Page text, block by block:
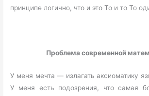
принципе логично, что и это То и то То
Проблема современной
У меня мечта — излагать аксиоматику
У меня есть подозрения, что самая